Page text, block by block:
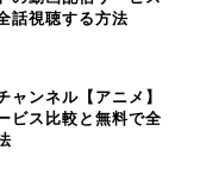
話視聴する方法
ャンネル【アニメ】
ビス比較と無料で全